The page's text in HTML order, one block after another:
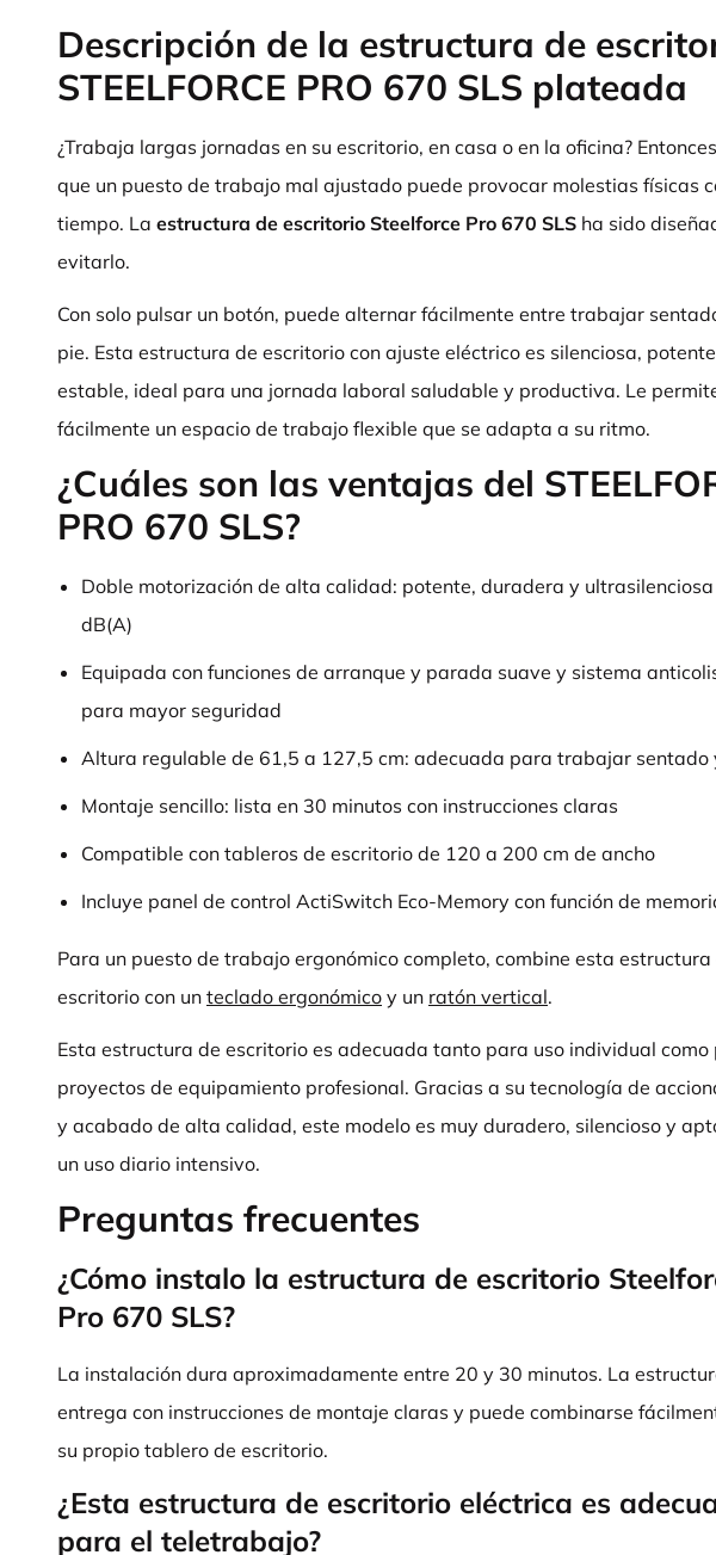
Descripción de la estructura de
STEELFORCE PRO 670 SLS plateada
¿Trabaja largas jornadas en su escritorio, en casa o en la oficina?
que un puesto de trabajo mal ajustado puede provocar molestias físicas
tiempo. La estructura de escritorio Steelforce Pro 670 SLS ha sido
evitarlo.
Con solo pulsar un botón, puede alternar fácilmente entre trabajar
pie. Esta estructura de escritorio con ajuste eléctrico es silenciosa,
estable, ideal para una jornada laboral saludable y productiva. Le
fácilmente un espacio de trabajo flexible que se adapta a su ritmo.
¿Cuáles son las ventajas del
PRO 670 SLS?
Doble motorización de alta calidad: potente, duradera y
dB(A)
Equipada con funciones de arranque y parada suave y sistema
para mayor seguridad
Altura regulable de 61,5 a 127,5 cm: adecuada para trabajar sentado
Montaje sencillo: lista en 30 minutos con instrucciones claras
Compatible con tableros de escritorio de 120 a 200 cm de ancho
Incluye panel de control ActiSwitch Eco-Memory con función de
Para un puesto de trabajo ergonómico completo, combine esta estructura
escritorio con un teclado ergonómico y un ratón vertical.
Esta estructura de escritorio es adecuada tanto para uso individual como
proyectos de equipamiento profesional. Gracias a su tecnología de
y acabado de alta calidad, este modelo es muy duradero, silencioso y
un uso diario intensivo.
Preguntas frecuentes
¿Cómo instalo la estructura de escritorio
Pro 670 SLS?
La instalación dura aproximadamente entre 20 y 30 minutos. La
entrega con instrucciones de montaje claras y puede combinarse
su propio tablero de escritorio.
¿Esta estructura de escritorio eléctrica es
para el teletrabajo?